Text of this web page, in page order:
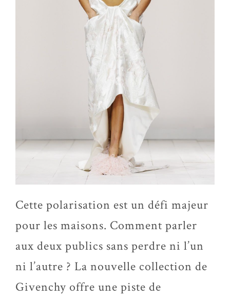
Cette polarisation est un défi majeur
pour les maisons. Comment parler
aux deux publics sans perdre ni l’un
ni l’autre ? La nouvelle collection de
Givenchy offre une piste de